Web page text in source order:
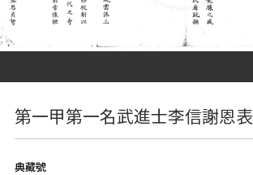
第一甲第一名武進士李信謝恩表
典藏號